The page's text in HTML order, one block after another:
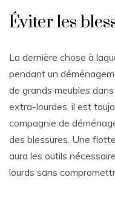
Éviter les
La dernière chose à
pendant un
de grands meubles
extra-lourdes, il est
compagnie de
des blessures. Une
aura les outils
lourds sans